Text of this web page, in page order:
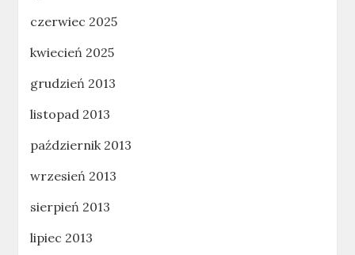
czerwiec 2025
kwiecień 2025
grudzień 2013
listopad 2013
październik 2013
wrzesień 2013
sierpień 2013
lipiec 2013